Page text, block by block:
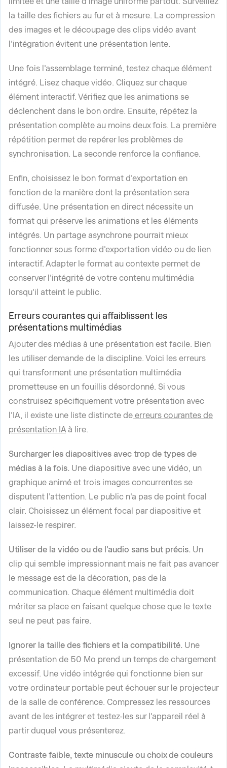
la taille des fichiers au fur et à mesure. La compression
des images et le découpage des clips vidéo avant
l'intégration évitent une présentation lente.
Une fois l'assemblage terminé, testez chaque élément
intégré. Lisez chaque vidéo. Cliquez sur chaque
élément interactif. Vérifiez que les animations se
déclenchent dans le bon ordre. Ensuite, répétez la
présentation complète au moins deux fois. La première
répétition permet de repérer les problèmes de
synchronisation. La seconde renforce la confiance.
Enfin, choisissez le bon format d'exportation en
fonction de la manière dont la présentation sera
diffusée. Une présentation en direct nécessite un
format qui préserve les animations et les éléments
intégrés. Un partage asynchrone pourrait mieux
fonctionner sous forme d'exportation vidéo ou de lien
interactif. Adapter le format au contexte permet de
conserver l'intégrité de votre contenu multimédia
lorsqu'il atteint le public.
Erreurs courantes qui affaiblissent les
présentations multimédias
Ajouter des médias à une présentation est facile. Bien
les utiliser demande de la discipline. Voici les erreurs
qui transforment une présentation multimédia
prometteuse en un fouillis désordonné. Si vous
construisez spécifiquement votre présentation avec
l'IA, il existe une liste distincte de erreurs courantes de
présentation IAà lire.
Surcharger les diapositives avec trop de types de
médias à la fois. Une diapositive avec une vidéo, un
graphique animé et trois images concurrentes se
disputent l'attention. Le public n'a pas de point focal
clair. Choisissez un élément focal par diapositive et
laissez-le respirer.
Utiliser de la vidéo ou de l'audio sans but précis. Un
clip qui semble impressionnant mais ne fait pas avancer
le message est de la décoration, pas de la
communication. Chaque élément multimédia doit
mériter sa place en faisant quelque chose que le texte
seul ne peut pas faire.
Ignorer la taille des fichiers et la compatibilité. Une
présentation de 50 Mo prend un temps de chargement
excessif. Une vidéo intégrée qui fonctionne bien sur
votre ordinateur portable peut échouer sur le projecteur
de la salle de conférence. Compressez les ressources
avant de les intégrer et testez-les sur l'appareil réel à
partir duquel vous présenterez.
Contraste faible, texte minuscule ou choix de couleurs